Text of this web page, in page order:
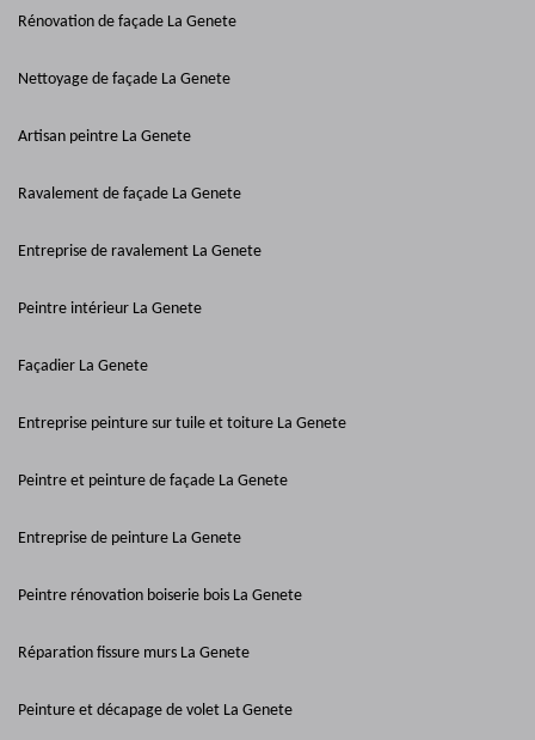
Rénovation de façade La Genete
Nettoyage de façade La Genete
Artisan peintre La Genete
Ravalement de façade La Genete
Entreprise de ravalement La Genete
Peintre intérieur La Genete
Façadier La Genete
Entreprise peinture sur tuile et toiture La Genete
Peintre et peinture de façade La Genete
Entreprise de peinture La Genete
Peintre rénovation boiserie bois La Genete
Réparation fissure murs La Genete
Peinture et décapage de volet La Genete